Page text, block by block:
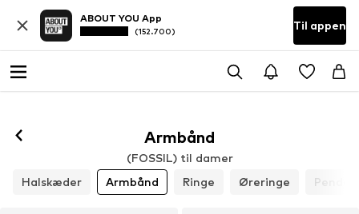
ABOUT YOU App
(152.700) Til appen
Armbånd
(FOSSIL) til damer
Halskæder
Armbånd Ringe Øreringe